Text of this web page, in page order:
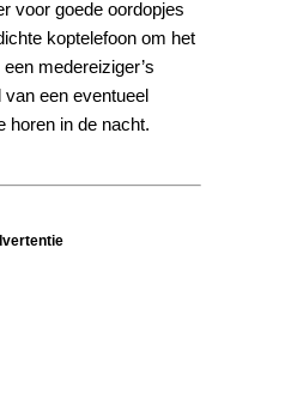
voor goede oordopjes
koptelefoon om het
medereiziger’s
een eventueel
horen in de nacht.